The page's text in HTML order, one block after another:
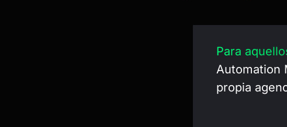
Para
Automation
propia